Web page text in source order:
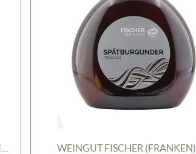
WEINGUT FISCHER (FRANKEN)